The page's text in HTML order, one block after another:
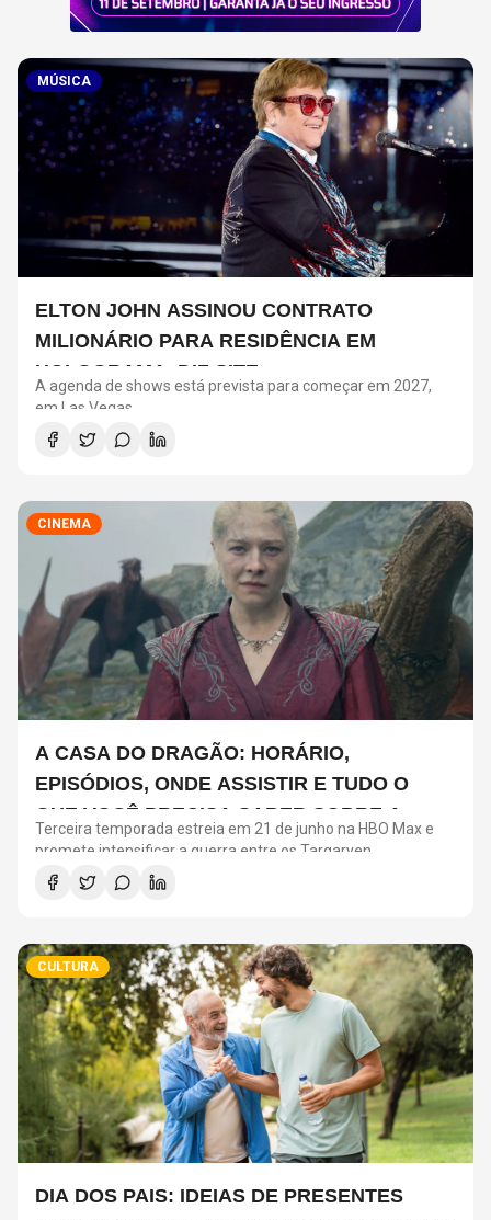
MÚSICA
ELTON JOHN ASSINOU CONTRATO
MILIONÁRIO PARA RESIDÊNCIA EM
HOLOGRAMA, DIZ SITE
A agenda de shows está prevista para começar em 2027,
em Las Vegas
CINEMA
A CASA DO DRAGÃO: HORÁRIO,
EPISÓDIOS, ONDE ASSISTIR E TUDO O
QUE VOCÊ PRECISA SABER SOBRE A
NOVA TEMPORADA
Terceira temporada estreia em 21 de junho na HBO Max e
promete intensificar a guerra entre os Targaryen
CULTURA
DIA DOS PAIS: IDEIAS DE PRESENTES